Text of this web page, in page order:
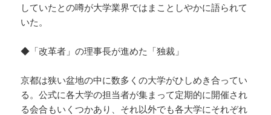
していたとの噂が大学業界ではまことしやかに語られて
いた。
◆「改革者」の理事長が進めた「独裁」
京都は狭い盆地の中に数多くの大学がひしめき合ってい
る。公式に各大学の担当者が集まって定期的に開催され
る会合もいくつかあり、それ以外でも各大学にそれぞれ